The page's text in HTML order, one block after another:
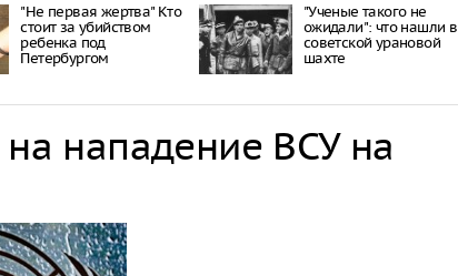
"Не первая жертва" Кто
стоит за убийством
ребенка под
Петербургом
"Ученые такого не
ожидали": что нашли в
советской урановой
шахте
нападение ВСУ на